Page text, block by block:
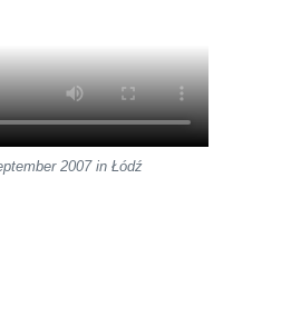
2007 in Łódź